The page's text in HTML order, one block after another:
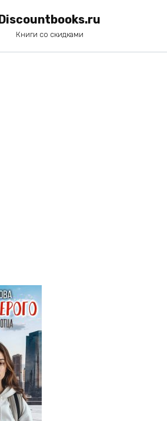
Discountbooks.ru
Книги со скидками